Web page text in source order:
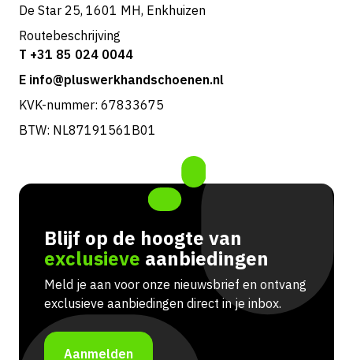
De Star 25, 1601 MH, Enkhuizen
Routebeschrijving
T +31 85 024 0044
E info@pluswerkhandschoenen.nl
KVK-nummer: 67833675
BTW: NL87191561B01
Blijf op de hoogte van
exclusieve aanbiedingen
Meld je aan voor onze nieuwsbrief en ontvang
exclusieve aanbiedingen direct in je inbox.
Aanmelden